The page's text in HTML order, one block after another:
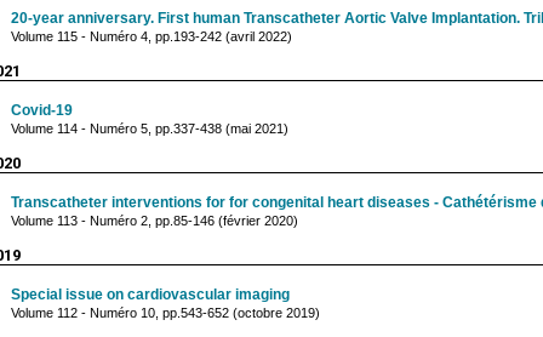
20-year anniversary. First human Transcatheter Aortic Valve Implantation.
Volume 115 - Numéro 4, pp.193-242 (avril 2022)
Covid-19
Volume 114 - Numéro 5, pp.337-438 (mai 2021)
Transcatheter interventions for for congenital heart diseases -
Volume 113 - Numéro 2, pp.85-146 (février 2020)
Special issue on cardiovascular imaging
Volume 112 - Numéro 10, pp.543-652 (octobre 2019)